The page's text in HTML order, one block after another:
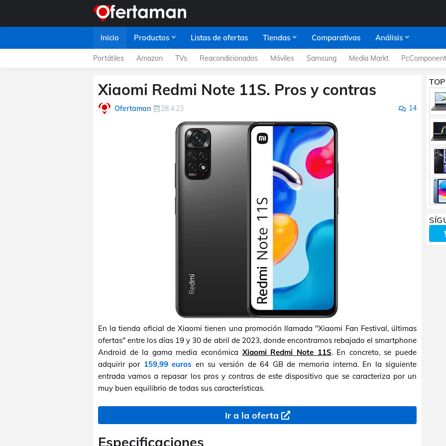
Inicio Productos Listas de ofertas Tiendas Comparativas Análisis
Portátiles Amazon TVs Reacondicionados Móviles Samsung Media Markt
Xiaomi Redmi Note 11S. Pros y contras
Ofertaman 28.4.23 14
En la tienda oficial de Xiaomi tienen una promoción llamada "Xiaomi Fan Festival, últimas
ofertas" entre los días 19 y 30 de abril de 2023, donde encontramos rebajado el smartphone
Android de la gama media económica Xiaomi Redmi Note 11S. En concreto, se puede
adquirir por 159,99 euros en su versión de 64 GB de memoria interna. En la siguiente
entrada vamos a repasar los pros y contras de este dispositivo que se caracteriza por un
muy buen equilibrio de todas sus características.
Ir a la oferta
Especificaciones